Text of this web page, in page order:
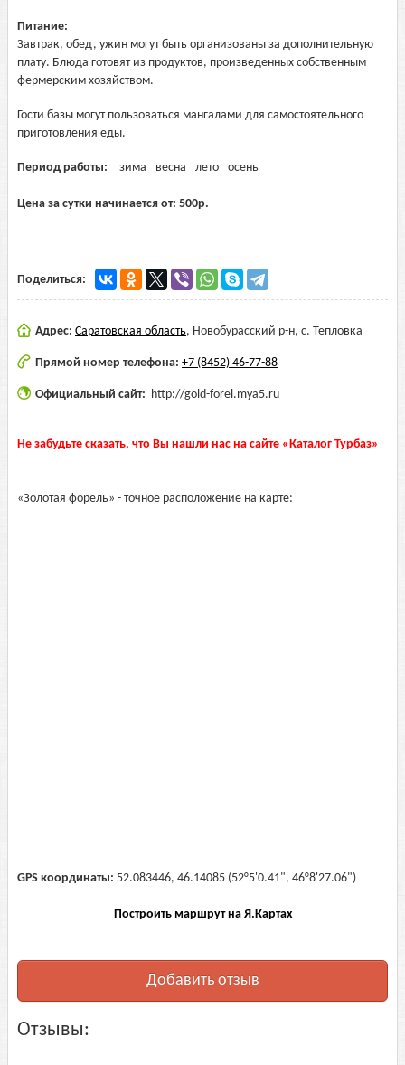
Питание:
Завтрак, обед, ужин могут быть организованы за дополнительную
плату. Блюда готовят из продуктов, произведенных собственным
фермерским хозяйством.
Гости базы могут пользоваться мангалами для самостоятельного
приготовления еды.
Период работы: зима весна лето осень
Цена за сутки начинается от: 500р.
Поделиться:
Адрес: Саратовская область, Новобурасский р-н, с. Тепловка
Прямой номер телефона: +7 (8452) 46-77-88
Официальный сайт: http://gold-forel.mya5.ru
Не забудьте сказать, что Вы нашли нас на сайте «Каталог Турбаз»
«Золотая форель» - точное расположение на карте:
GPS координаты: 52.083446, 46.14085 (52°5'0.41", 46°8'27.06")
Построить маршрут на Я.Картах
Добавить отзыв
Отзывы: